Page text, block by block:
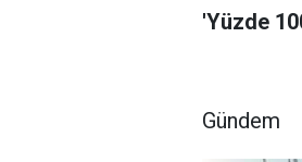
'Yüzde
Gündem